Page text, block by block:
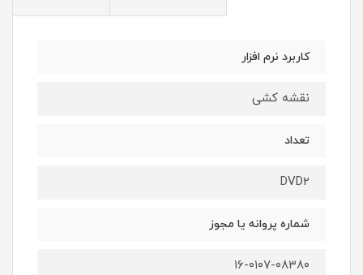
کاربرد نرم افزار
نقشه کشی
تعداد
DVD2
شماره پروانه یا مجوز
۱۶-۰۱۰۷-۰۸۳۸۰